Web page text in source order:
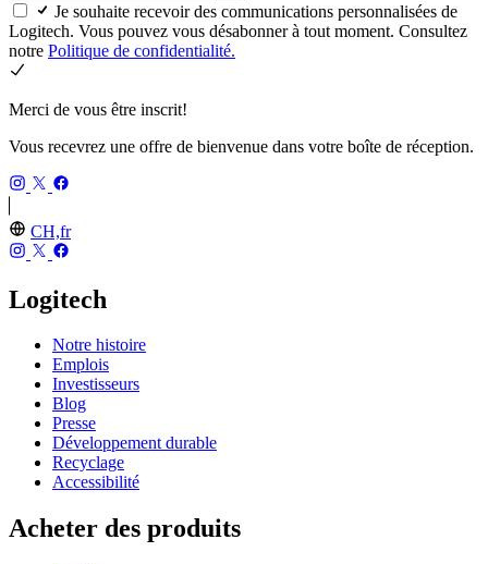
Je souhaite recevoir des communications personnalisées de
Logitech. Vous pouvez vous désabonner à tout moment. Consultez
notre Politique de confidentialité.
Merci de vous être inscrit!
Vous recevrez une offre de bienvenue dans votre boîte de réception.
CH,fr
Logitech
Notre histoire
Emplois
Investisseurs
Blog
Presse
Développement durable
Recyclage
Accessibilité
Acheter des produits